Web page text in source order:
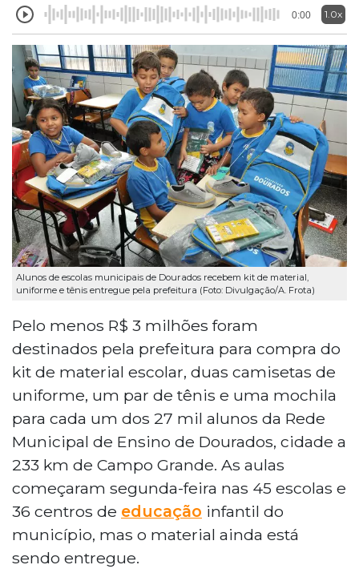
0:00 1.0x
Alunos de escolas municipais de Dourados recebem kit de material,
uniforme e tênis entregue pela prefeitura (Foto: Divulgação/A. Frota)
Pelo menos R$ 3 milhões foram
destinados pela prefeitura para compra do
kit de material escolar, duas camisetas de
uniforme, um par de tênis e uma mochila
para cada um dos 27 mil alunos da Rede
Municipal de Ensino de Dourados, cidade a
233 km de Campo Grande. As aulas
começaram segunda-feira nas 45 escolas e
36 centros de educação infantil do
município, mas o material ainda está
sendo entregue.